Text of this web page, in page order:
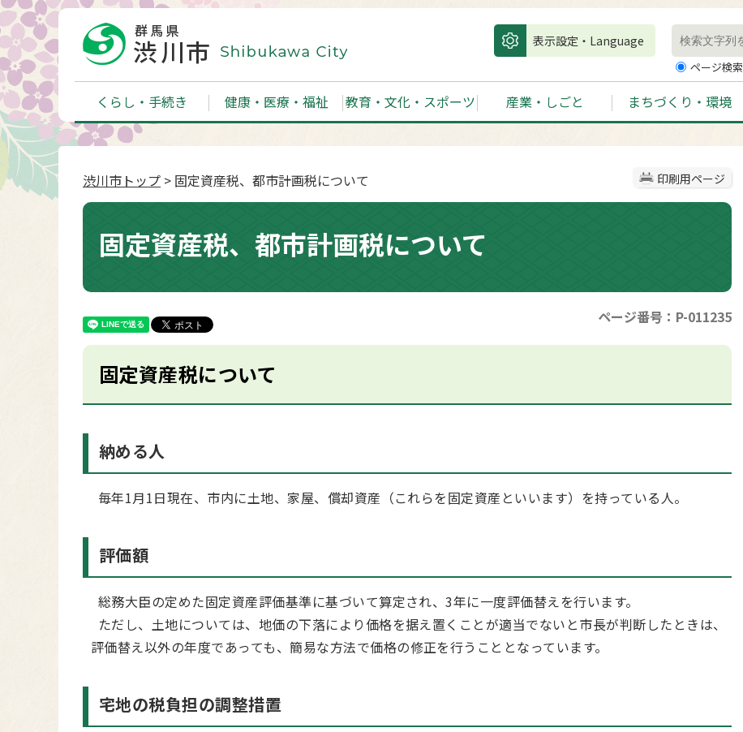
表示設定・Language
ページ検索
くらし・手続き 健康・医療・福祉 教育・文化・スポーツ 産業・しごと まちづくり・環境
印刷用ページ
渋川市トップ > 固定資産税、都市計画税について
固定資産税、都市計画税について
ページ番号：P-011235
固定資産税について
納める人
毎年1月1日現在、市内に土地、家屋、償却資産（これらを固定資産といいます）を持っている人。
評価額
総務大臣の定めた固定資産評価基準に基づいて算定され、3年に一度評価替えを行います。
ただし、土地については、地価の下落により価格を据え置くことが適当でないと市長が判断したときは、
評価替え以外の年度であっても、簡易な方法で価格の修正を行うこととなっています。
宅地の税負担の調整措置